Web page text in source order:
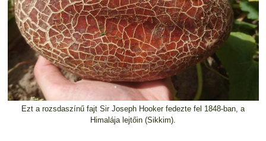
Ezt a rozsdaszínű fajt Sir Joseph Hooker fedezte fel 1848-ban, a
Himalája lejtőin (Sikkim).